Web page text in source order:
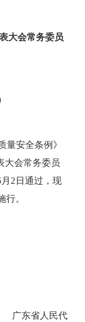
大会常务委员
量安全条例》
大会常务委员
2日通过，现
行。
民代